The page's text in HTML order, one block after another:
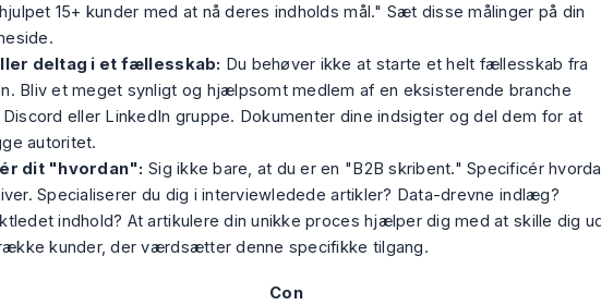
15+ kunder med at nå deres indholds mål." Sæt disse målinger på din
deltag i et fællesskab: Du behøver ikke at starte et helt fællesskab fra
Bliv et meget synligt og hjælpsomt medlem af en eksisterende branche
Discord eller LinkedIn gruppe. Dokumenter dine indsigter og del dem for at
autoritet.
dit "hvordan": Sig ikke bare, at du er en "B2B skribent." Specificér
Specialiserer du dig i interviewledede artikler? Data-drevne indlæg?
indhold? At artikulere din unikke proces hjælper dig med at skille dig ud
kunder, der værdsætter denne specifikke tilgang.
Con